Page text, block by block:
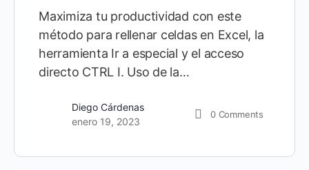
Maximiza tu productividad con este
método para rellenar celdas en Excel, la
herramienta Ir a especial y el acceso
directo CTRL I. Uso de la…
Diego Cárdenas
enero 19, 2023
0 Comments